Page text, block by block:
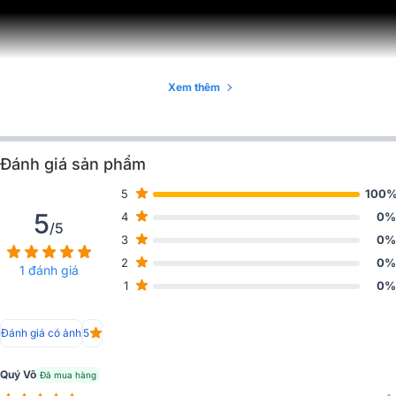
Xem thêm
Đánh giá sản phẩm
5/5
1 đánh giá
5
4
0%
3
0%
2
0%
1
0%
Đánh giá có ảnh 5
Quý Võ Đã mua hàng